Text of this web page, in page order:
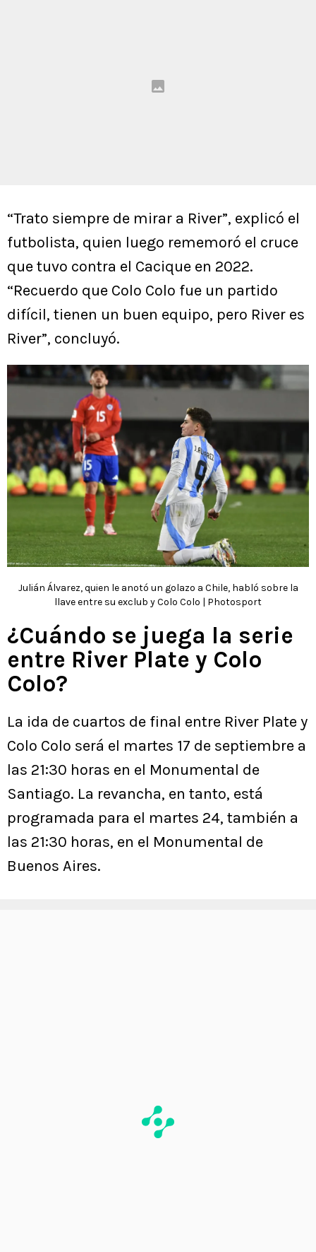
“Trato siempre de mirar a River”, explicó el
futbolista, quien luego rememoró el cruce
que tuvo contra el Cacique en 2022.
“Recuerdo que Colo Colo fue un partido
difícil, tienen un buen equipo, pero River es
River”, concluyó.
Julián Álvarez, quien le anotó un golazo a Chile, habló sobre la
llave entre su exclub y Colo Colo | Photosport
¿Cuándo se juega la serie
entre River Plate y Colo
Colo?
La ida de cuartos de final entre River Plate y
Colo Colo será el martes 17 de septiembre a
las 21:30 horas en el Monumental de
Santiago. La revancha, en tanto, está
programada para el martes 24, también a
las 21:30 horas, en el Monumental de
Buenos Aires.